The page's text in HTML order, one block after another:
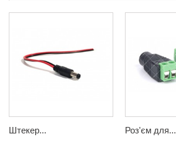
Штекер... Роз'єм для...